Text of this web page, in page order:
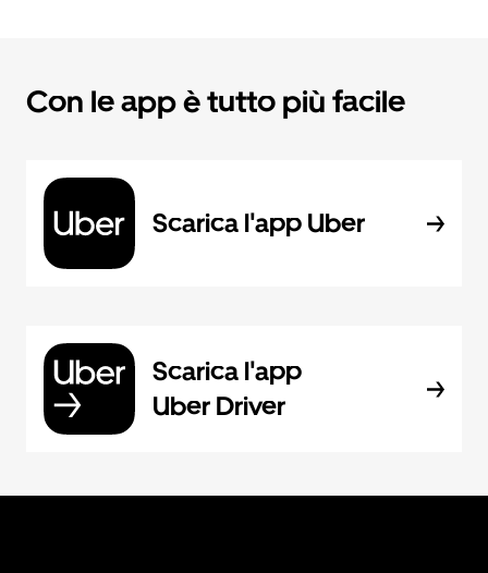
Con le app è tutto più facile
Scarica l'app Uber
Scarica l'app
Uber Driver